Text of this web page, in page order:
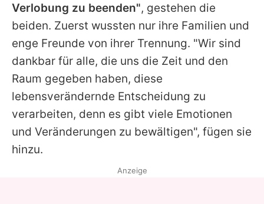
Verlobung zu beenden", gestehen die
beiden. Zuerst wussten nur ihre Familien und
enge Freunde von ihrer Trennung. "Wir sind
dankbar für alle, die uns die Zeit und den
Raum gegeben haben, diese
lebensverändernde Entscheidung zu
verarbeiten, denn es gibt viele Emotionen
und Veränderungen zu bewältigen", fügen sie
hinzu.
Anzeige